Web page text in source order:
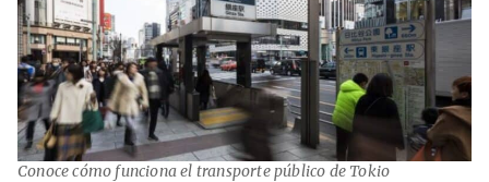
Conoce cómo funciona el transporte público de Tokio